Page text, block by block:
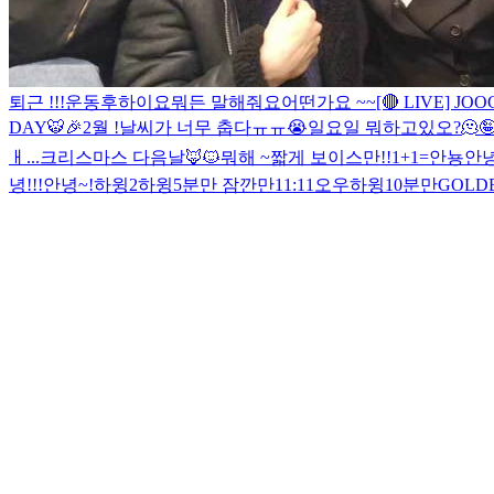
퇴근 !!!운동후하이요뭐든 말해줘요어떤가요 ~~[🔴 LIVE]
DAY🐯🎉2월 !날씨가 너무 춥다ㅠㅠ😭일요일 뭐하고있오?🫠
ㅐ...크리스마스 다음날🦊🐱뭐해 ~짧게 보이스만!!1+1=안뇽안
녕!!!안녕~!하윙2하윙5분만 잠깐만11:11 오우하윙10분만